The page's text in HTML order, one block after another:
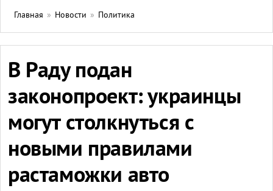
Главная » Новости » Политика
В Раду подан
законопроект: украинцы
могут столкнуться с
новыми правилами
растаможки авто